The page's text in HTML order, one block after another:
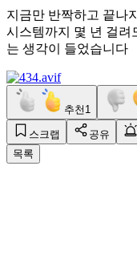
지금만 반짝하고 끝나
시스템까지 몇 년 걸려
는 생각이 들었습니다
추천 1
스크랩 공유
목록